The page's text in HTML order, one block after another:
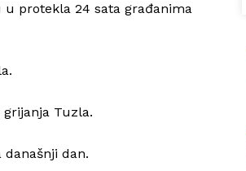
u protekla 24 sata građanima
Tuzla.
dan.